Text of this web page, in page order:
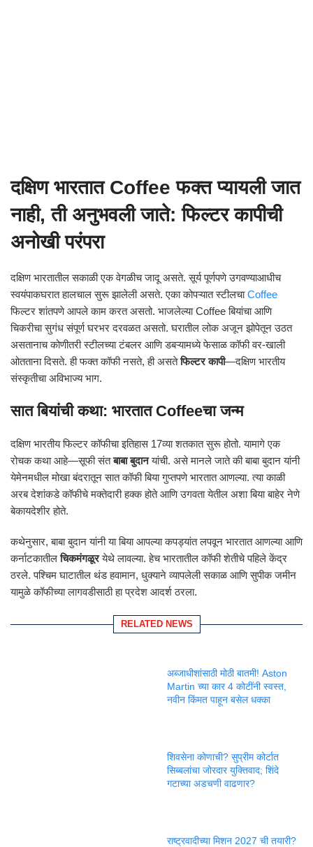
दक्षिण भारतात Coffee फक्त प्यायली जात
नाही, ती अनुभवली जाते: फिल्टर कापीची
अनोखी परंपरा
दक्षिण भारतातील सकाळी एक वेगळीच जादू असते. सूर्य पूर्णपणे उगवण्याआधीच
स्वयंपाकघरात हालचाल सुरू झालेली असते. एका कोपऱ्यात स्टीलचाCoffee
फिल्टर शांतपणे आपले काम करत असतो. भाजलेल्या Coffee बियांचा आणि
चिकरीचा सुगंध संपूर्ण घरभर दरवळत असतो. घरातील लोक अजून झोपेतून उठत
असतानाच कोणीतरी स्टीलच्या टंबलर आणि डबऱ्यामध्ये फेसाळ कॉफी वर-खाली
ओतताना दिसते. ही फक्त कॉफी नसते, ही असतेफिल्टर कापी—दक्षिण भारतीय
संस्कृतीचा अविभाज्य भाग.
सात बियांची कथा: भारतात Coffeeचा जन्म
दक्षिण भारतीय फिल्टर कॉफीचा इतिहास 17व्या शतकात सुरू होतो. यामागे एक
रोचक कथा आहे—सूफी संतबाबा बुदानयांची. असे मानले जाते की बाबा बुदान यांनी
येमेनमधील मोखा बंदरातून सात कॉफी बिया गुप्तपणे भारतात आणल्या. त्या काळी
अरब देशांकडे कॉफीचे मक्तेदारी हक्क होते आणि उगवता येतील अशा बिया बाहेर नेणे
बेकायदेशीर होते.
कथेनुसार, बाबा बुदान यांनी या बिया आपल्या कपड्यांत लपवून भारतात आणल्या आणि
कर्नाटकातीलचिकमंगळूरयेथे लावल्या. हेच भारतातील कॉफी शेतीचे पहिले केंद्र
ठरले. पश्चिम घाटातील थंड हवामान, धुक्याने व्यापलेली सकाळ आणि सुपीक जमीन
यामुळे कॉफीच्या लागवडीसाठी हा प्रदेश आदर्श ठरला.
RELATED NEWS
अब्जाधीशांसाठी मोठी बातमी! Aston
Martin च्या कार 4 कोटींनी स्वस्त,
नवीन किंमत पाहून बसेल धक्का
शिवसेना कोणाची? सुप्रीम कोर्टात
सिब्बलांचा जोरदार युक्तिवाद; शिंदे
गटाच्या अडचणी वाढणार?
राष्ट्रवादीच्या मिशन 2027 ची तयारी?